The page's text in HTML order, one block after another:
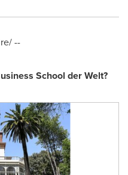
--
School der Welt?